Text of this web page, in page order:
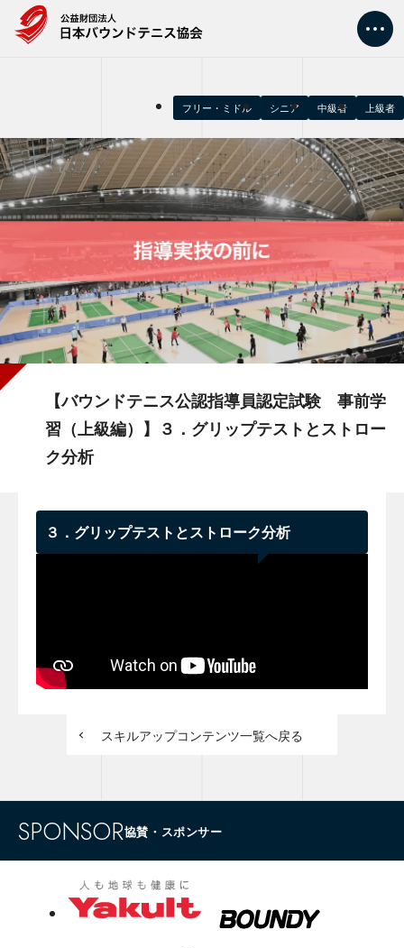
大会情報
新着情報
協会情報
競技情報
指導者・審判
フリー・ミドル シニア 中級者 上級者
【バウンドテニス公認指導員認定試験 事前学
習（上級編）】３．グリップテストとストロー
ク分析
３．グリップテストとストローク分析
スキルアップコンテンツ一覧へ戻る
SPONSOR協賛・スポンサー